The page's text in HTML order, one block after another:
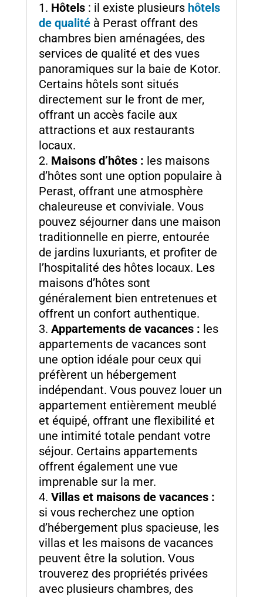
Hôtels: il existe plusieurs hôtels
de qualitéà Perast offrant des
chambres bien aménagées, des
services de qualité et des vues
panoramiques sur la baie de Kotor.
Certains hôtels sont situés
directement sur le front de mer,
offrant un accès facile aux
attractions et aux restaurants
locaux.
Maisons d’hôtes : les maisons
d’hôtes sont une option populaire à
Perast, offrant une atmosphère
chaleureuse et conviviale. Vous
pouvez séjourner dans une maison
traditionnelle en pierre, entourée
de jardins luxuriants, et profiter de
l’hospitalité des hôtes locaux. Les
maisons d’hôtes sont
généralement bien entretenues et
offrent un confort authentique.
Appartements de vacances : les
appartements de vacances sont
une option idéale pour ceux qui
préfèrent un hébergement
indépendant. Vous pouvez louer un
appartement entièrement meublé
et équipé, offrant une flexibilité et
une intimité totale pendant votre
séjour. Certains appartements
offrent également une vue
imprenable sur la mer.
Villas et maisons de vacances :
si vous recherchez une option
d’hébergement plus spacieuse, les
villas et les maisons de vacances
peuvent être la solution. Vous
trouverez des propriétés privées
avec plusieurs chambres, des